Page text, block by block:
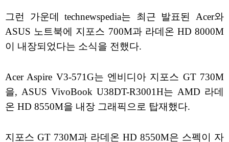
그런 가운데 technewspedia는 최근 발표된 Acer와
ASUS 노트북에 지포스 700M과 라데온 HD 8000M
이 내장되었다는 소식을 전했다.
Acer Aspire V3-571G는 엔비디아 지포스 GT 730M
을, ASUS VivoBook U38DT-R3001H는 AMD 라데
온 HD 8550M을 내장 그래픽으로 탑재했다.
지포스 GT 730M과 라데온 HD 8550M은 스펙이 자